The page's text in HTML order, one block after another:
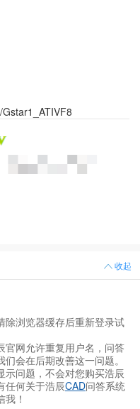
收起
除浏览器缓存后重新登录试
官网允许重复用户名，问答
会在后期改善这一问题。
示问题，不会对您购买浩辰
任何关于浩辰CAD问答系统
！